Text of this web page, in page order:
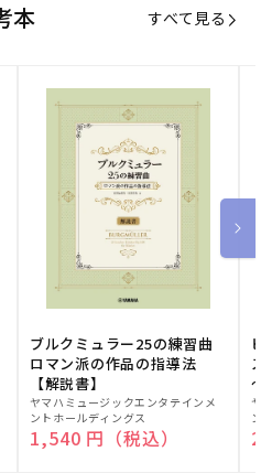
本 すべて見る
ブルクミュラー25の練習曲
ロマン派の作品の指導法
【解説書】
販
売
元:
ヤマハミュージックエンタテインメ
ントホールディングス
通常価格
1,540 円（税込）
ピ
ス
～
販
売
元:
ヤ
ン